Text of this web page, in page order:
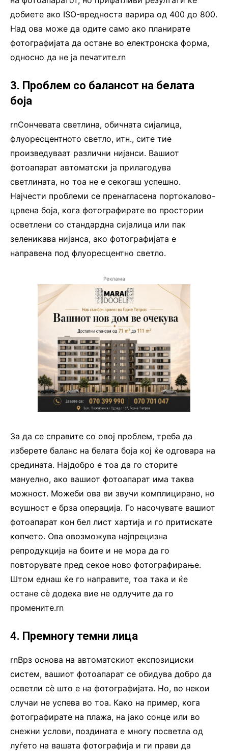
добиете ако ISO-вредноста варира од 400 до 800.
Над ова може да одите само ако планирате
фотографијата да остане во електронска форма,
односно да не ја печатите.rn
3. Проблем со балансот на белата
боја
rnСончевата светлина, обичната сијалица,
флуоресцентното светло, итн., сите тие
произведуваат различни нијанси. Вашиот
фотоапарат автоматски ја прилагодува
светлината, но тоа не е секогаш успешно.
Најчести проблеми се пренагласена портокалово-
црвена боја, кога фотографирате во простории
осветлени со стандардна сијалица или пак
зеленикава нијанса, ако фотографијата е
направена под флуоресцентно светло.
Реклама
За да се справите со овој проблем, треба да
изберете баланс на белата боја кој ќе одговара на
средината. Најдобро е тоа да го сторите
мануелно, ако вашиот фотоапарат има таква
можност. Можеби ова ви звучи комплицирано, но
всушност е брза операција. Го насочувате вашиот
фотоапарат кон бел лист хартија и го притискате
копчето. Ова овозможува најпрецизна
репродукција на боите и не мора да го
повторувате пред секое ново фотографирање.
Штом еднаш ќе го направите, тоа така и ќе
остане сè додека вие не одлучите да го
промените.rn
4. Премногу темни лица
rnВрз основа на автоматскиот експозициски
систем, вашиот фотоапарат се обидува добро да
осветли сè што е на фотографијата. Но, во некои
случаи не успева во тоа. Како на пример, кога
фотографирате на плажа, на јако сонце или во
снежни услови, поздината е многу посветла од
луѓето на вашата фотографија и ги прави да